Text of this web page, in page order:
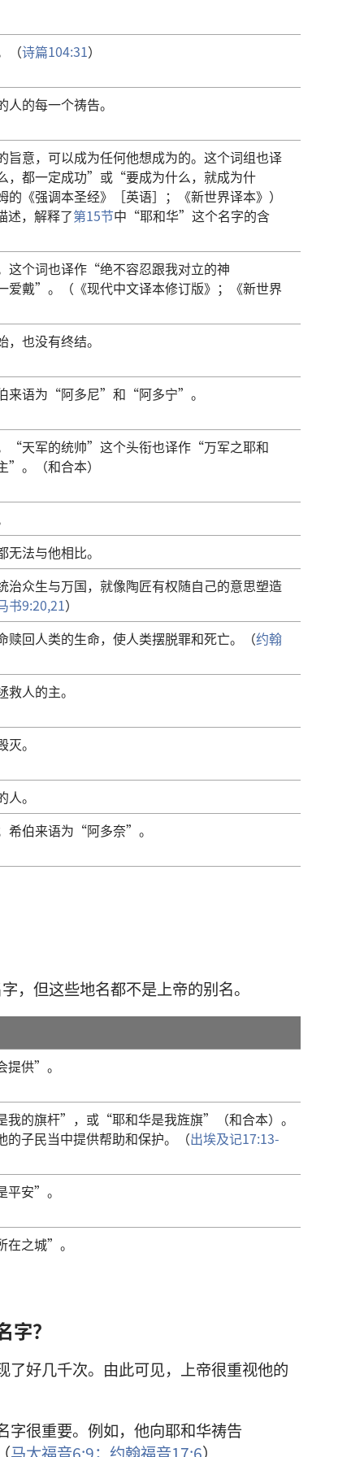
（诗篇104:31）
的每一个祷告。
旨意，可以成为任何他想成为的。这个词组也译
，都一定成功”或“要成为什么，就成为什
《强调本圣经》［英语］；《新世界译本》）
述，解释了第15节中“耶和华”这个名字的含
这个词也译作“绝不容忍跟我对立的神
戴”。（《现代中文译本修订版》；《新世界
也没有终结。
来语为“阿多尼”和“阿多宁”。
“天军的统帅”这个头衔也译作“万军之耶和
。（和合本）
法与他相比。
治众生与万国，就像陶匠有权随自己的意思塑造
书9:20,21）
赎回人类的生命，使人类摆脱罪和死亡。（约翰
人的主。
。
。
希伯来语为“阿多奈”。
，但这些地名都不是上帝的别名。
供”。
我的旗杆”，或“耶和华是我旌旗”（和合本）。
的子民当中提供帮助和保护。（出埃及记17:13-
安”。
之城”。
？
了好几千次。由此可见，上帝很重视他的
字很重要。例如，他向耶和华祷告